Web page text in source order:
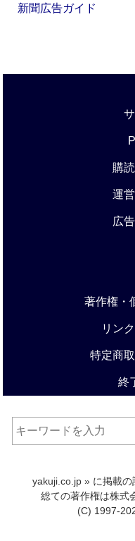
新聞広告ガイド
購
運
広
著作権・
リン
特定商
終
yakuji.co.jp » に掲載の
総ての著作権は株式
(C) 1997-